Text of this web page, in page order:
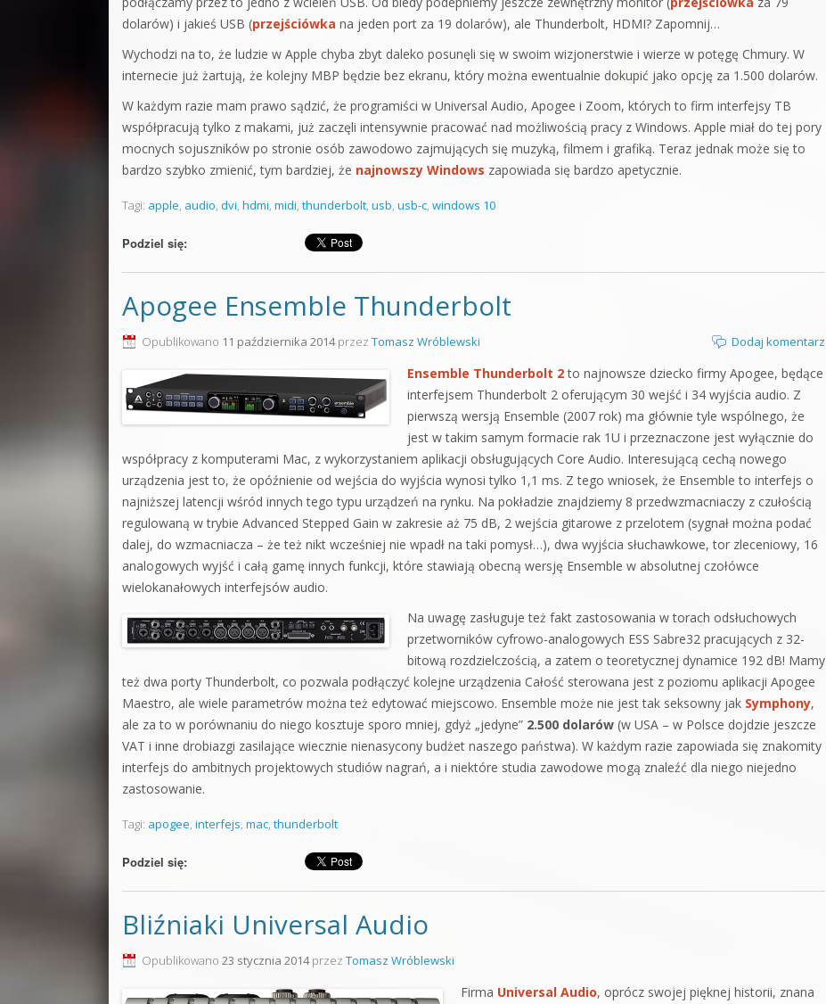
dolarów) i jakieś USB (przejściówka na jeden port za 19 dolarów), ale Thunderbolt, HDMI? Zapomnij…
Wychodzi na to, że ludzie w Apple chyba zbyt daleko posunęli się w swoim wizjonerstwie i wierze w potęgę Chmury. W
internecie już żartują, że kolejny MBP będzie bez ekranu, który można ewentualnie dokupić jako opcję za 1.500 dolarów.
W każdym razie mam prawo sądzić, że programiści w Universal Audio, Apogee i Zoom, których to firm interfejsy TB
współpracują tylko z makami, już zaczęli intensywnie pracować nad możliwością pracy z Windows. Apple miał do tej pory
mocnych sojuszników po stronie osób zawodowo zajmujących się muzyką, filmem i grafiką. Teraz jednak może się to
bardzo szybko zmienić, tym bardziej, że najnowszy Windows zapowiada się bardzo apetycznie.
Tagi: apple, audio, dvi, hdmi, midi, thunderbolt, usb, usb-c, windows 10
Podziel się:
Apogee Ensemble Thunderbolt
Opublikowano 11 października 2014przez Tomasz Wróblewski Dodaj komentarz
Ensemble Thunderbolt 2to najnowsze dziecko firmy Apogee, będące
interfejsem Thunderbolt 2 oferującym 30 wejść i 34 wyjścia audio. Z
pierwszą wersją Ensemble (2007 rok) ma głównie tyle wspólnego, że
jest w takim samym formacie rak 1U i przeznaczone jest wyłącznie do
współpracy z komputerami Mac, z wykorzystaniem aplikacji obsługujących Core Audio. Interesującą cechą nowego
urządzenia jest to, że opóźnienie od wejścia do wyjścia wynosi tylko 1,1 ms. Z tego wniosek, że Ensemble to interfejs o
najniższej latencji wśród innych tego typu urządzeń na rynku. Na pokładzie znajdziemy 8 przedwzmacniaczy z czułością
regulowaną w trybie Advanced Stepped Gain w zakresie aż 75 dB, 2 wejścia gitarowe z przelotem (sygnał można podać
dalej, do wzmacniacza – że też nikt wcześniej nie wpadł na taki pomysł…), dwa wyjścia słuchawkowe, tor zleceniowy, 16
analogowych wyjść i całą gamę innych funkcji, które stawiają obecną wersję Ensemble w absolutnej czołówce
wielokanałowych interfejsów audio.
Na uwagę zasługuje też fakt zastosowania w torach odsłuchowych
przetworników cyfrowo-analogowych ESS Sabre32 pracujących z 32-
bitową rozdzielczością, a zatem o teoretycznej dynamice 192 dB! Mamy
też dwa porty Thunderbolt, co pozwala podłączyć kolejne urządzenia Całość sterowana jest z poziomu aplikacji Apogee
Maestro, ale wiele parametrów można też edytować miejscowo. Ensemble może nie jest tak seksowny jak Symphony,
ale za to w porównaniu do niego kosztuje sporo mniej, gdyż „jedyne” 2.500 dolarów (w USA – w Polsce dojdzie jeszcze
VAT i inne drobiazgi zasilające wiecznie nienasycony budżet naszego państwa). W każdym razie zapowiada się znakomity
interfejs do ambitnych projektowych studiów nagrań, a i niektóre studia zawodowe mogą znaleźć dla niego niejedno
zastosowanie.
Tagi: apogee, interfejs, mac, thunderbolt
Podziel się:
Bliźniaki Universal Audio
Opublikowano 23 stycznia 2014przez Tomasz Wróblewski
Firma Universal Audio, oprócz swojej pięknej historii, znana